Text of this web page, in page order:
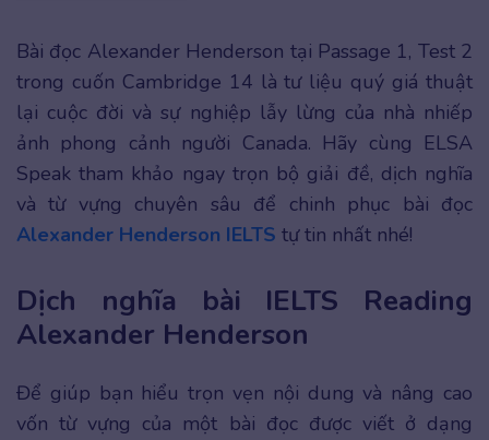
Bài đọc Alexander Henderson tại Passage 1, Test 2
trong cuốn Cambridge 14 là tư liệu quý giá thuật
lại cuộc đời và sự nghiệp lẫy lừng của nhà nhiếp
ảnh phong cảnh người Canada. Hãy cùng ELSA
Speak tham khảo ngay trọn bộ giải đề, dịch nghĩa
và từ vựng chuyên sâu để chinh phục bài đọc
Alexander Henderson IELTS tự tin nhất nhé!
Dịch nghĩa bài IELTS Reading
Alexander Henderson
Để giúp bạn hiểu trọn vẹn nội dung và nâng cao
vốn từ vựng của một bài đọc được viết ở dạng